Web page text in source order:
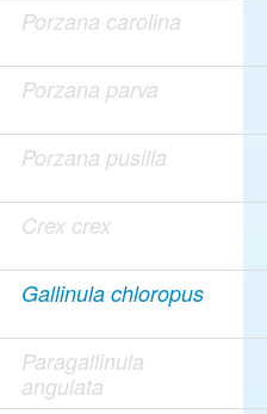
Porzana carolina
Porzana parva
Porzana pusilla
Crex crex
Gallinula chloropus
Paragallinula
angulata